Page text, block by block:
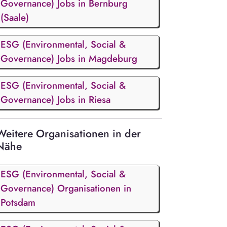
Governance) Jobs in Bernburg
(Saale)
ESG (Environmental, Social &
Governance) Jobs in Magdeburg
ESG (Environmental, Social &
Governance) Jobs in Riesa
Organisationen in der
ESG (Environmental, Social &
Governance) Organisationen in
Potsdam